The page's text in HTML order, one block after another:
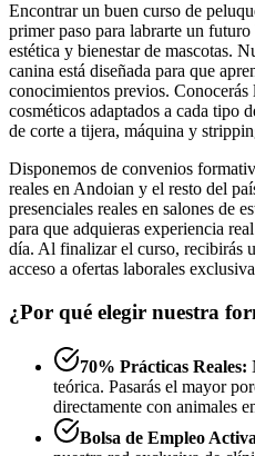
Encontrar un buen curso de
primer paso para labrarte un
estética y bienestar de mascotas.
canina está diseñada para que
conocimientos previos. Conocerás
cosméticos adaptados a cada tipo
de corte a tijera, máquina y
Disponemos de convenios
reales en Andoian y el resto del
presenciales reales en salones de
para que adquieras experiencia
día. Al finalizar el curso, recibirás
acceso a ofertas laborales
¿Por qué elegir nuestra
70% Prácticas Reales:
teórica. Pasarás el mayor
directamente con animales
Bolsa de Empleo